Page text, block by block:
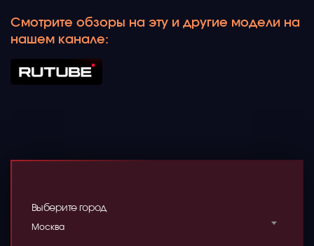
Смотрите обзоры на эту и другие модели на
нашем канале:
Выберите город
Москва